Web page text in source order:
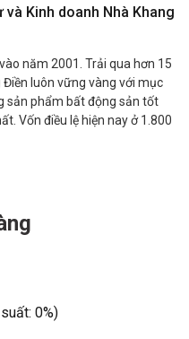
Kinh doanh Nhà Khang
năm 2001. Trải qua hơn 15
luôn vững vàng với mục
sản phẩm bất động sản tốt
Vốn điều lệ hiện nay ở 1.800
giao dịch chứng khoán New
500 công ty hàng đầu thế giới
nhân viên tại hơn 530 văn
0%)